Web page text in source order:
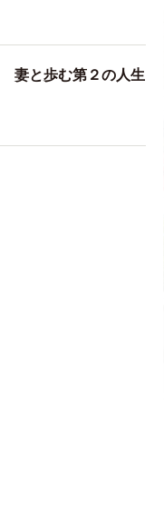
妻と歩む第２の人生